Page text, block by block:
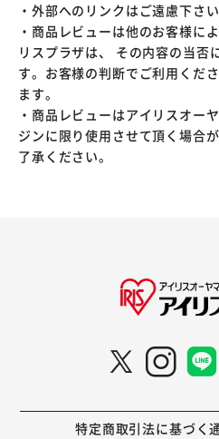
・外部へのリンクはご遠慮下さい
・商品レビューは他のお客様に
リスプラザは、 その内容の当否
す。お客様の判断でご利用くだ
ます。
・商品レビューはアイリスオー
ジンに限り使用させて頂く場合
了承ください。
特定商取引法に基づく